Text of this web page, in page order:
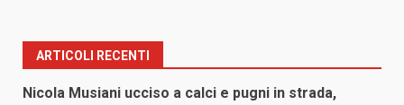
ARTICOLI RECENTI
Nicola Musiani ucciso a calci e pugni in strada,